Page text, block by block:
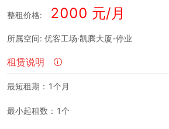
整租价格: 2000 元/月
所属空间: 优客工场·凯腾大厦-停业
租赁说明
最短租期：1个月
最小起租数：1个